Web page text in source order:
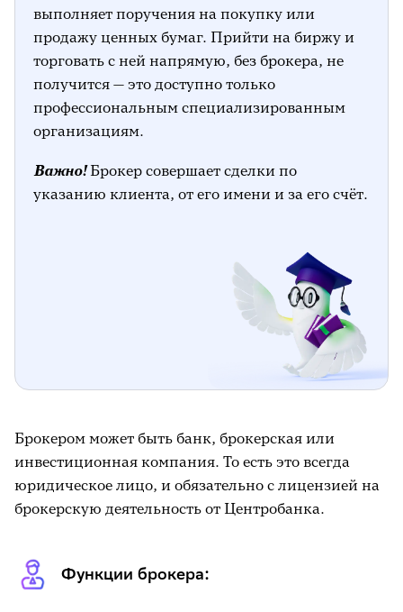
выполняет поручения на покупку или
продажу ценных бумаг. Прийти на биржу и
торговать с ней напрямую, без брокера, не
получится — это доступно только
профессиональным специализированным
организациям.
Важно!Брокер совершает сделки по
указанию клиента, от его имени и за его счёт.
Брокером может быть банк, брокерская или
инвестиционная компания. То есть это всегда
юридическое лицо, и обязательно с лицензией на
брокерскую деятельность от Центробанка.
Функции брокера: